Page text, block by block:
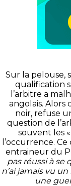
Sur la pelouse,
qualification
l’arbitre a
angolais. Alors
noir, refuse
question de
souvent les
l’occurrence.
entraineur du
pas réussi à se
n’ai jamais vu
une